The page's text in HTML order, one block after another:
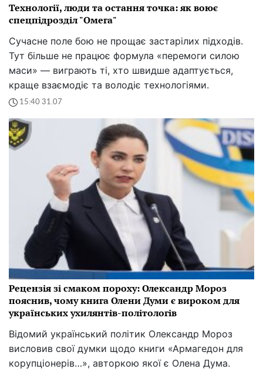
Технології, люди та остання точка: як воює
спецпідрозділ "Омега"
Сучасне поле бою не прощає застарілих підходів.
Тут більше не працює формула «перемоги силою
маси» — виграють ті, хто швидше адаптується,
краще взаємодіє та володіє технологіями.
15:40 31.07
Рецензія зі смаком пороху: Олександр Мороз
пояснив, чому книга Олени Думи є вироком для
українських ухилянтів-політологів
Відомий український політик Олександр Мороз
висловив свої думки щодо книги «Армагедон для
корупціонерів…», авторкою якої є Олена Дума.